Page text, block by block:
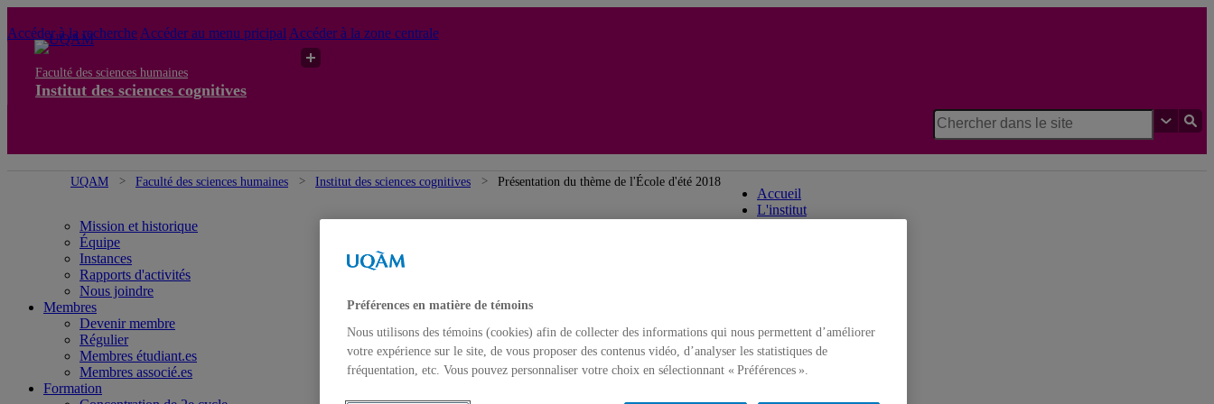
Accéder à la recherche Accéder au menu pricipal Accéder à la zone centrale
Faculté des sciences humaines
Institut des sciences cognitives
UQAM Faculté des sciences humaines Institut des sciences cognitives Présentation du thème de l'École d'été 2018
Accueil
L'institut
Mission et historique
Équipe
Instances
Rapports d'activités
Nous joindre
Membres
Devenir membre
Régulier
Membres étudiant.es
Membres associé.es
Formation
Préférences en matière de témoins
Nous utilisons des témoins (cookies) afin de collecter des informations qui nous permettent d’améliorer
votre expérience sur le site, de vous proposer des contenus vidéo, d’analyser les statistiques de
fréquentation, etc. Vous pouvez personnaliser votre choix en sélectionnant « Préférences ».